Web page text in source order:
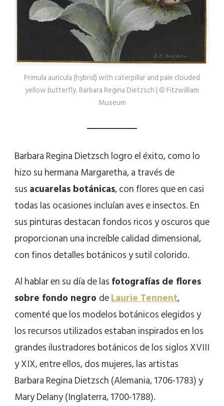
Primula auricula (hybrid) with caterpillar and pale clouded
yellow butterfly. Barbara Regina Dietzsch | © Fitzwilliam
Museum
Barbara Regina Dietzsch logro el éxito, como lo
hizo su hermana Margaretha, a través de
susacuarelas botánicas, con flores que en casi
todas las ocasiones incluían aves e insectos. En
sus pinturas destacan fondos ricos y oscuros que
proporcionan una increíble calidad dimensional,
con finos detalles botánicos y sutil colorido.
Al hablar en su día de lasfotografías de flores
sobre fondo negro deLaurie Tennent,
comenté que los modelos botánicos elegidos y
los recursos utilizados estaban inspirados en los
grandes ilustradores botánicos de los siglos XVIII
y XIX, entre ellos, dos mujeres, las artistas
Barbara Regina Dietzsch (Alemania, 1706-1783) y
Mary Delany (Inglaterra, 1700-1788).